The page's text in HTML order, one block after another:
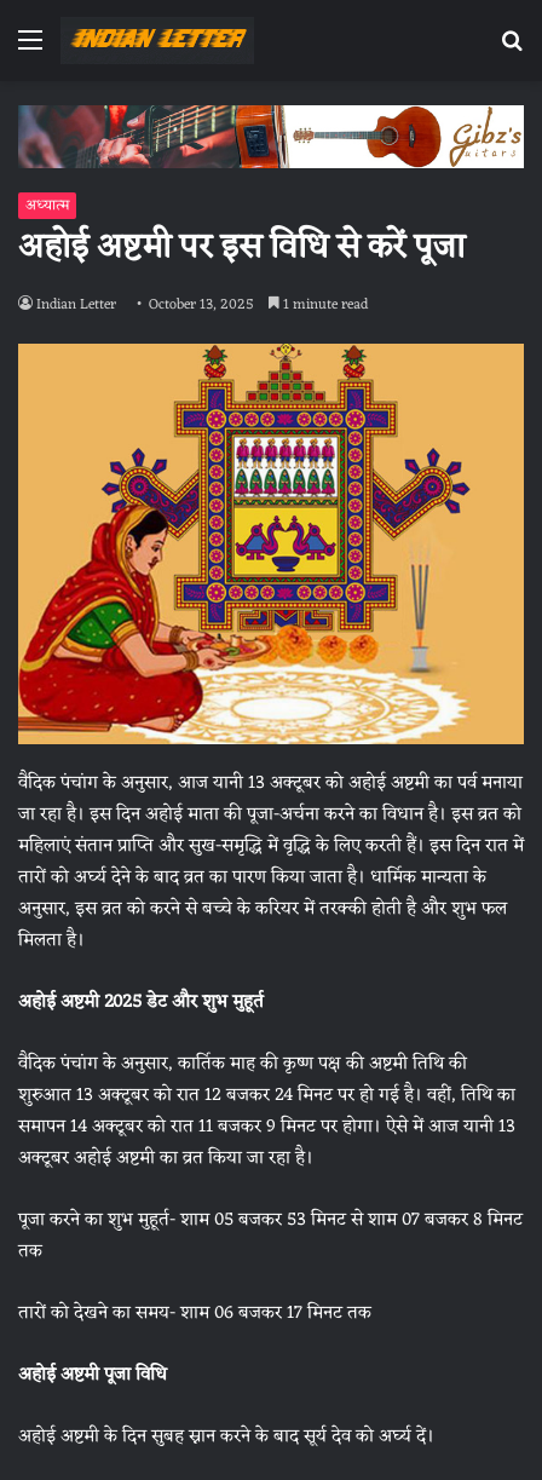
Menu
अध्यात्म
अहोई अष्टमी पर इस विधि से करें पूजा
Indian Letter October 13, 2025 1 minute read
वैदिक पंचांग के अनुसार, आज यानी 13 अक्टूबर को अहोई अष्टमी का पर्व मनाया
जा रहा है। इस दिन अहोई माता की पूजा-अर्चना करने का विधान है। इस व्रत को
महिलाएं संतान प्राप्ति और सुख-समृद्धि में वृद्धि के लिए करती हैं। इस दिन रात में
तारों को अर्घ्य देने के बाद व्रत का पारण किया जाता है। धार्मिक मान्यता के
अनुसार, इस व्रत को करने से बच्चे के करियर में तरक्की होती है और शुभ फल
मिलता है।
अहोई अष्टमी 2025 डेट और शुभ मुहूर्त
वैदिक पंचांग के अनुसार, कार्तिक माह की कृष्ण पक्ष की अष्टमी तिथि की
शुरुआत 13 अक्टूबर को रात 12 बजकर 24 मिनट पर हो गई है। वहीं, तिथि का
समापन 14 अक्टूबर को रात 11 बजकर 9 मिनट पर होगा। ऐसे में आज यानी 13
अक्टूबर अहोई अष्टमी का व्रत किया जा रहा है।
पूजा करने का शुभ मुहूर्त- शाम 05 बजकर 53 मिनट से शाम 07 बजकर 8 मिनट
तक
तारों को देखने का समय- शाम 06 बजकर 17 मिनट तक
अहोई अष्टमी पूजा विधि
अहोई अष्टमी के दिन सुबह स्नान करने के बाद सूर्य देव को अर्घ्य दें।